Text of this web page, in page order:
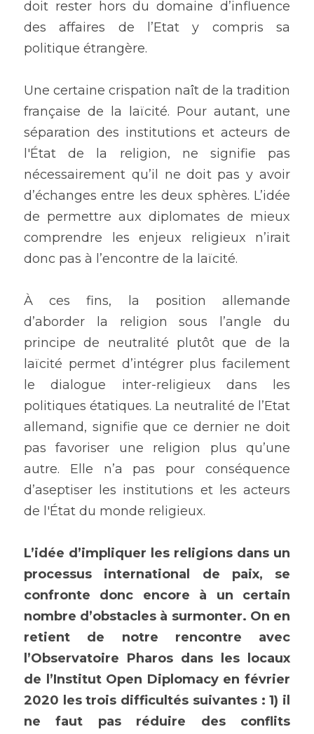
doit rester hors du domaine d’influence
des affaires de l’Etat y compris sa
politique étrangère.
Une certaine crispation naît de la tradition
française de la laïcité. Pour autant, une
séparation des institutions et acteurs de
l'État de la religion, ne signifie pas
nécessairement qu’il ne doit pas y avoir
d’échanges entre les deux sphères. L’idée
de permettre aux diplomates de mieux
comprendre les enjeux religieux n’irait
donc pas à l’encontre de la laïcité.
À ces fins, la position allemande
d’aborder la religion sous l’angle du
principe de neutralité plutôt que de la
laïcité permet d’intégrer plus facilement
le dialogue inter-religieux dans les
politiques étatiques. La neutralité de l’Etat
allemand, signifie que ce dernier ne doit
pas favoriser une religion plus qu’une
autre. Elle n’a pas pour conséquence
d’aseptiser les institutions et les acteurs
de l'État du monde religieux.
L’idée d’impliquer les religions dans un
processus international de paix, se
confronte donc encore à un certain
nombre d’obstacles à surmonter. On en
retient de notre rencontre avec
l’Observatoire Pharos dans les locaux
de l’Institut Open Diplomacy en février
2020 les trois difficultés suivantes : 1) il
ne faut pas réduire des conflits